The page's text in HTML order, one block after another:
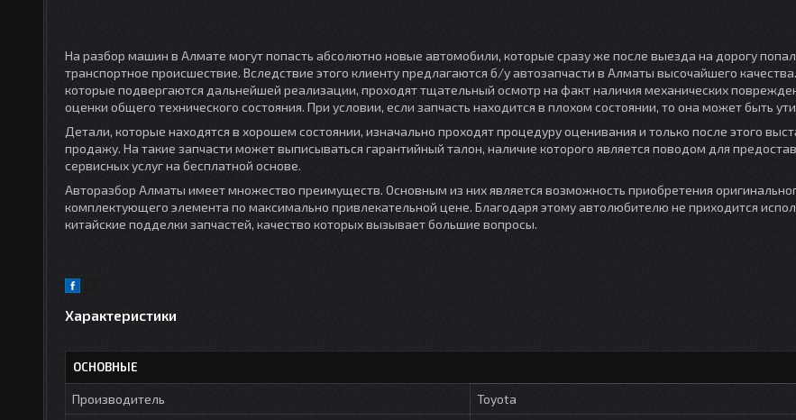
На разбор машин в Алмате могут попасть абсолютно новые автомобили, которые сразу же после выезда на дорогу
транспортное происшествие. Вследствие этого клиенту предлагаются б/у автозапчасти в Алматы высочайшего
которые подвергаются дальнейшей реализации, проходят тщательный осмотр на факт наличия механических
оценки общего технического состояния. При условии, если запчасть находится в плохом состоянии, то она может быть
Детали, которые находятся в хорошем состоянии, изначально проходят процедуру оценивания и только после этого
продажу. На такие запчасти может выписываться гарантийный талон, наличие которого является поводом для
сервисных услуг на бесплатной основе.
Авторазбор Алматы имеет множество преимуществ. Основным из них является возможность приобретения
комплектующего элемента по максимально привлекательной цене. Благодаря этому автолюбителю не приходится
китайские подделки запчастей, качество которых вызывает большие вопросы.
Характеристики
ОСНОВНЫЕ
Производитель
Toyota